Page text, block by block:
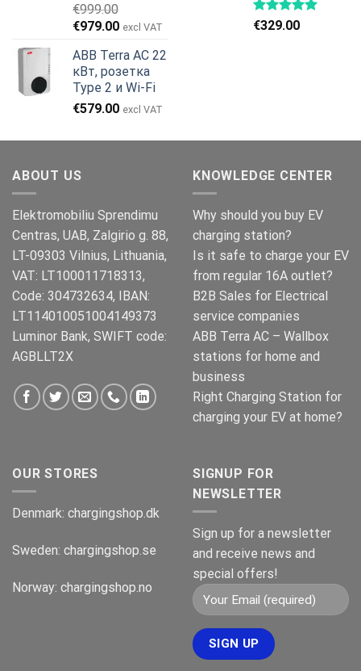
€999.00
Первоначальная
составляла
€999.00.
€979.00Текущая
€979.00.
excl VAT
ABB Terra AC 22
кВт, розетка
Type 2 и Wi-Fi
€579.00 excl VAT
€329.00
ABOUT US
Elektromobiliu Sprendimu
Centras, UAB, Zalgirio g. 88,
LT-09303 Vilnius, Lithuania,
VAT: LT100011718313,
Code: 304732634, IBAN:
LT114010051004149373
Luminor Bank, SWIFT code:
AGBLLT2X
KNOWLEDGE CENTER
Why should you buy EV
charging station?
Is it safe to charge your EV
from regular 16A outlet?
B2B Sales for Electrical
service companies
ABB Terra AC – Wallbox
stations for home and
business
Right Charging Station for
charging your EV at home?
OUR STORES
Denmark: chargingshop.dk
Sweden: chargingshop.se
Norway: chargingshop.no
SIGNUP FOR
NEWSLETTER
Sign up for a newsletter
and receive news and
special offers!